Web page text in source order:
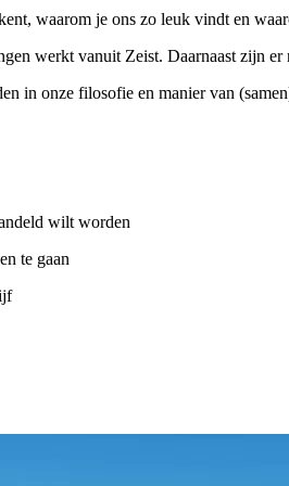
waarom je ons zo leuk vindt en
werkt vanuit Zeist. Daarnaast zijn
in onze filosofie en manier van
wilt worden
te gaan